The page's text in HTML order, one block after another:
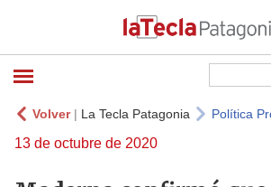
Volver| La Tecla Patagonia Política
13 de octubre de 2020